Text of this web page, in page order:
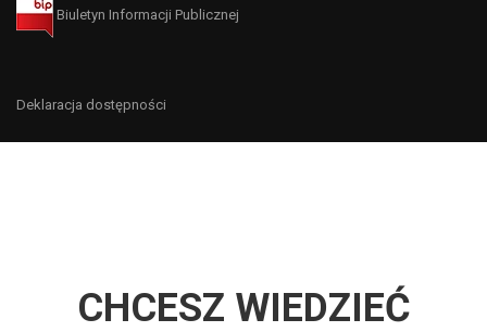
Biuletyn Informacji Publicznej
Deklaracja dostępności
CHCESZ WIEDZIEĆ